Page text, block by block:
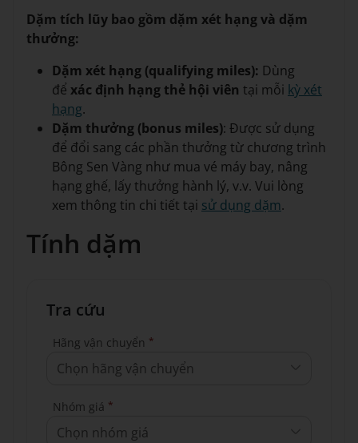
Dặm tích lũy bao gồm dặm xét hạng và dặm
thưởng:
Dặm xét hạng (qualifying miles): Dùng
để xác định hạng thẻ hội viên tại mỗi kỳ xét
hạng.
Dặm thưởng (bonus miles): Được sử dụng
để đổi sang các phần thưởng từ chương trình
Bông Sen Vàng như mua vé máy bay, nâng
hạng ghế, lấy thưởng hành lý, v.v. Vui lòng
xem thông tin chi tiết tại sử dụng dặm.
Tính dặm
Tra cứu
Hãng vận chuyển *
Chọn hãng vận chuyển
Nhóm giá *
Chọn nhóm giá